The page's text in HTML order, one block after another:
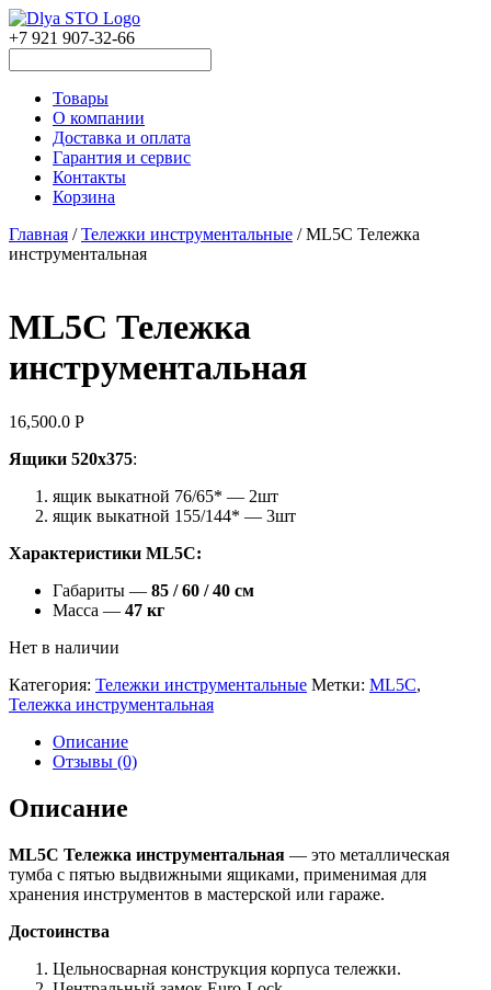
+7 921 907-32-66
Товары
О компании
Доставка и оплата
Гарантия и сервис
Контакты
Корзина
Главная /Тележки инструментальные / ML5C Тележка
инструментальная
ML5C Тележка
инструментальная
16,500.0 Р
Ящики 520х375:
ящик выкатной 76/65* — 2шт
ящик выкатной 155/144* — 3шт
Характеристики ML5C:
Габариты — 85 / 60 / 40 см
Масса — 47 кг
Нет в наличии
Категория: Тележки инструментальные Метки: ML5C,
Тележка инструментальная
Описание
Отзывы (0)
Описание
ML5C Тележка инструментальная — это металлическая
тумба с пятью выдвижными ящиками, применимая для
хранения инструментов в мастерской или гараже.
Достоинства
Цельносварная конструкция корпуса тележки.